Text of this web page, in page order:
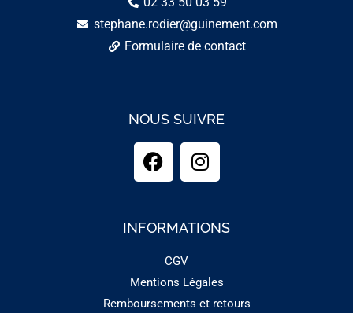
stephane.rodier@guinement.com
Formulaire de contact
NOUS SUIVRE
INFORMATIONS
CGV
Mentions Légales
Remboursements et retours